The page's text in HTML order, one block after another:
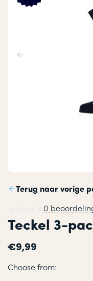
Terug naar vorige
0
Teckel 3-
€9,99
Choose from: